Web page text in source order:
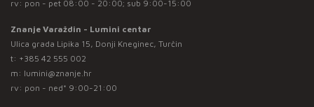
rv: pon - pet 08:00 - 20:00; sub 9:00-15:00
Znanje Varaždin - Lumini centar
Ulica grada Lipika 15, Donji Kneginec, Turčin
t: +385 42 555 002
m: lumini@znanje.hr
rv: pon - ned* 9:00-21:00